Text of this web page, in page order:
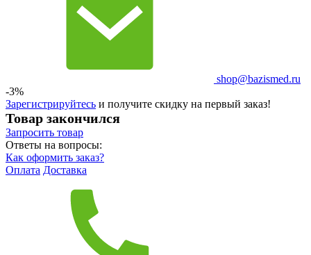
shop@bazismed.ru
-3%
Зарегистрируйтесь и получите скидку на первый заказ!
Товар закончился
Запросить товар
Ответы на вопросы:
Как оформить заказ?
Оплата Доставка